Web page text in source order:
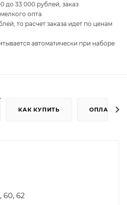
до 33 000 рублей, заказ
опта.
то расчет заказа идет по ценам
автоматически при наборе
КАК КУПИТЬ ОПЛАТА
60, 62